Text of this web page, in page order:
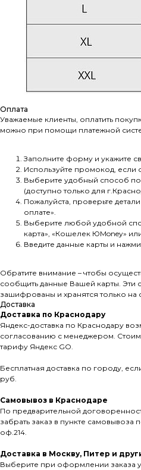
Оплата
Уважаемые клиенты, оплатить
можно при помощи платежной
Заполните форму и укажите
Используйте промокод, если
Выберите удобный способ
(доступно только для
Пожалуйста, проверьте
оплате».
Выберите любой удобной
карта», «Кошелек ЮMoney»
Введите данные карты и
Обратите внимание – чтобы
сообщить данные Вашей карты. Эти
зашифрованы и хранятся только на
Доставка
Доставка по Краснодару
Яндекс-доставка по Краснодару
согласованию с менеджером.
тарифу Яндекс GO.
Бесплатная доставка по городу,
руб.
Самовывоз в Краснодаре
По предварительной
забрать заказ в пункте самовывоза
оф.214.
Доставка в Москву, Питер и
Выберите при оформлении заказа